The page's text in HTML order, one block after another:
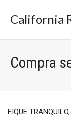
California
Compra
FIQUE